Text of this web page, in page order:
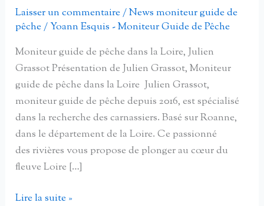
Laisser un commentaire/News moniteur guide de
pêche/Yoann Esquis - Moniteur Guide de Pêche
Moniteur guide de pêche dans la Loire, Julien
Grassot Présentation de Julien Grassot, Moniteur
guide de pêche dans la Loire Julien Grassot,
moniteur guide de pêche depuis 2016, est spécialisé
dans la recherche des carnassiers. Basé sur Roanne,
dans le département de la Loire. Ce passionné
des rivières vous propose de plonger au cœur du
fleuve Loire […]
Moniteur
Lire la suite »